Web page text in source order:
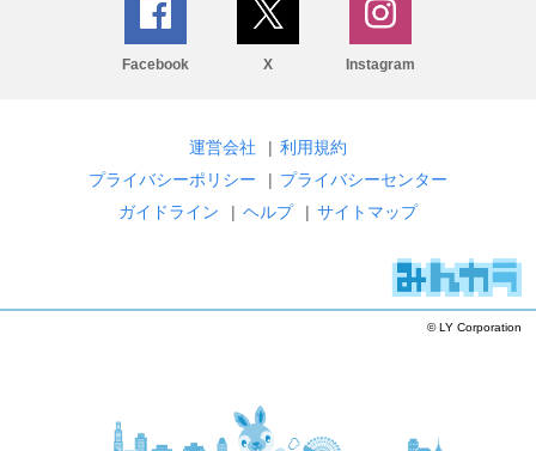
Facebook X Instagram
運営会社 | 利用規約
プライバシーポリシー
| プライバシーセンター
ガイドライン
| ヘルプ | サイトマップ
© LY Corporation